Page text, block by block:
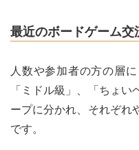
最近のボードゲーム交
人数や参加者の方の層
「ミドル級」、「ちょ
ープに分かれ、それぞれ
です。